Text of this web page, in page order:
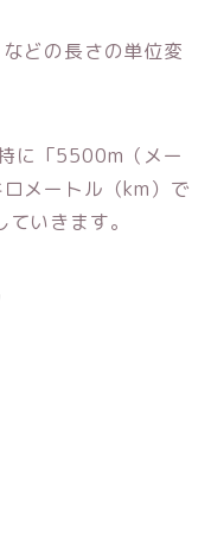
どの長さの単位変
に「5500m（メー
メートル（km）で
いきます。